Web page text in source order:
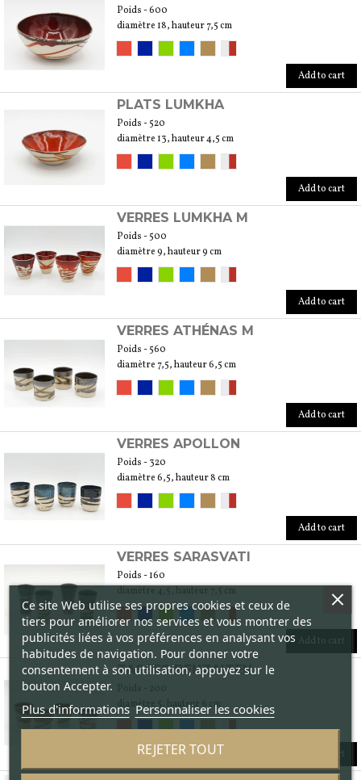
Poids - 600
diamètre 18, hauteur 7,5 cm
Add to cart
PLATS LUMKHA
Poids - 520
diamètre 13, hauteur 4,5 cm
Add to cart
VERRES LUMKHA M
Poids - 500
diamètre 9, hauteur 9 cm
Add to cart
VERRES ATHÉNAS M
Poids - 560
diamètre 7,5, hauteur 6,5 cm
Add to cart
VERRES APOLLON
Poids - 320
diamètre 6,5, hauteur 8 cm
Add to cart
VERRES SARASVATI
Poids - 160
Add to cart
TASSES BENZAITEN
diamètre 5, hauteur 6 cm
Add to cart
Ce site Web utilise ses propres cookies et ceux de
tiers pour améliorer nos services et vous montrer des
publicités liées à vos préférences en analysant vos
habitudes de navigation. Pour donner votre
consentement à son utilisation, appuyez sur le
bouton Accepter.
Plus d'informations Personnaliser les cookies
REJETER TOUT